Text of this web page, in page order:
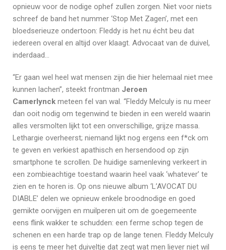
opnieuw voor de nodige ophef zullen zorgen. Niet voor niets
schreef de band het nummer ‘Stop Met Zagen’, met een
bloedserieuze ondertoon: Fleddy is het nu écht beu dat
iedereen overal en altijd over klaagt. Advocaat van de duivel,
inderdaad…
“Er gaan wel heel wat mensen zijn die hier helemaal niet mee
kunnen lachen”, steekt frontman Jeroen
Camerlynck meteen fel van wal. “Fleddy Melculy is nu meer
dan ooit nodig om tegenwind te bieden in een wereld waarin
alles versmolten lijkt tot een onverschillige, grijze massa.
Lethargie overheerst; niemand lijkt nog ergens een f*ck om
te geven en verkiest apathisch en hersendood op zijn
smartphone te scrollen. De huidige samenleving verkeert in
een zombieachtige toestand waarin heel vaak ‘whatever’ te
zien en te horen is. Op ons nieuwe album ‘L’AVOCAT DU
DIABLE’ delen we opnieuw enkele broodnodige en goed
gemikte oorvijgen en muilperen uit om de goegemeente
eens flink wakker te schudden: een ferme schop tegen de
schenen en een harde trap op de lange tenen. Fleddy Melculy
is eens te meer het duiveltje dat zegt wat men liever niet wil